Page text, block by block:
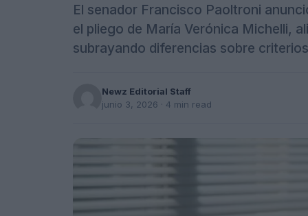
El senador Francisco Paoltroni
el pliego de María Verónica Michelli,
subrayando diferencias sobre
Newz Editorial Staff
junio 3, 2026 · 4 min read